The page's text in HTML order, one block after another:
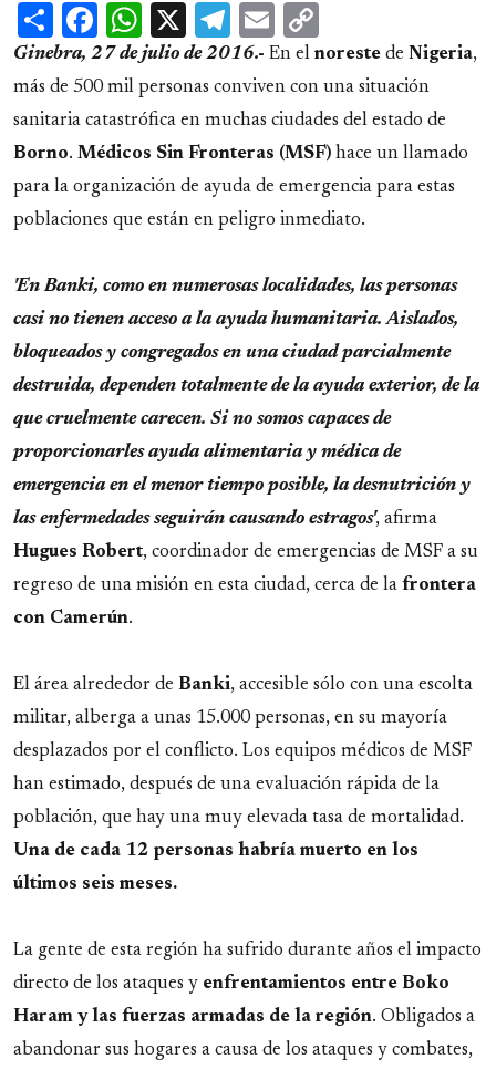
ShareFacebook
WhatsApp
X Telegram
Email
Link
Ginebra, 27 de julio de 2016.- En el noreste de Nigeria,
más de 500 mil personas conviven con una situación
sanitaria catastrófica en muchas ciudades del estado de
Borno. Médicos Sin Fronteras (MSF) hace un llamado
para la organización de ayuda de emergencia para estas
poblaciones que están en peligro inmediato.
'En Banki, como en numerosas localidades, las personas
casi no tienen acceso a la ayuda humanitaria. Aislados,
bloqueados y congregados en una ciudad parcialmente
destruida, dependen totalmente de la ayuda exterior, de la
que cruelmente carecen. Si no somos capaces de
proporcionarles ayuda alimentaria y médica de
emergencia en el menor tiempo posible, la desnutrición y
las enfermedades seguirán causando estragos', afirma
Hugues Robert, coordinador de emergencias de MSF a su
regreso de una misión en esta ciudad, cerca de la frontera
con Camerún.
El área alrededor de Banki, accesible sólo con una escolta
militar, alberga a unas 15.000 personas, en su mayoría
desplazados por el conflicto. Los equipos médicos de MSF
han estimado, después de una evaluación rápida de la
población, que hay una muy elevada tasa de mortalidad.
Una de cada 12 personas habría muerto en los
últimos seis meses.
La gente de esta región ha sufrido durante años el impacto
directo de los ataques y enfrentamientos entre Boko
Haram y las fuerzas armadas de la región. Obligados a
abandonar sus hogares a causa de los ataques y combates,